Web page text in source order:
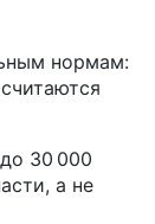
нормам:
30 000
а не